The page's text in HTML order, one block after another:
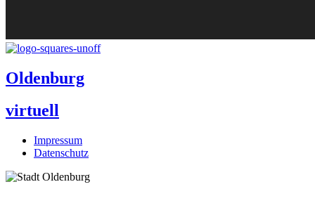
Oldenburg
virtuell
Impressum
Datenschutz